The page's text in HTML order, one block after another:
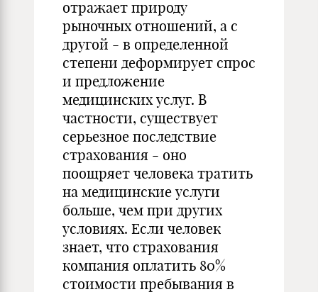
отражает природу
рыночных отношений, а с
другой - в определенной
степени деформирует спрос
и предложение
медицинских услуг. В
частности, существует
серьезное последствие
страхования - оно
поощряет человека тратить
на медицинские услуги
больше, чем при других
условиях. Если человек
знает, что страхования
компания оплатить 80%
стоимости пребывания в